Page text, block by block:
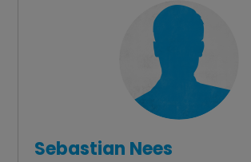
Sebastian Nees